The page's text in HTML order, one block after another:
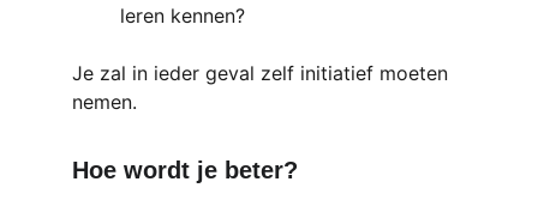
leren kennen?
Je zal in ieder geval zelf initiatief moeten
nemen.
Hoe wordt je beter?